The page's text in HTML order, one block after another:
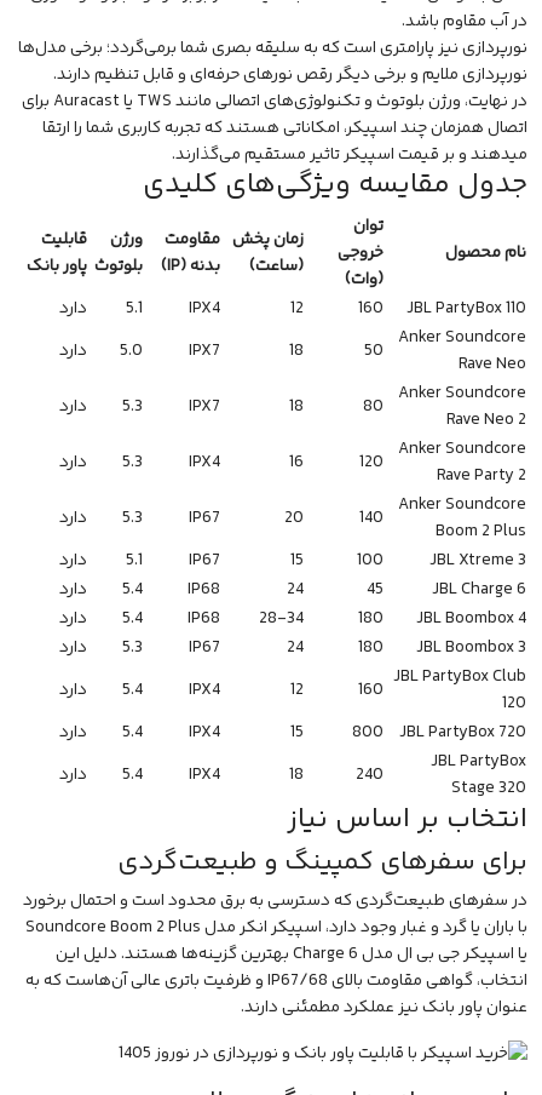
در آب مقاوم باشد.
نورپردازی نیز پارامتری است که به سلیقه بصری شما برمی‌گردد؛ برخی مدل‌ها
نورپردازی ملایم و برخی دیگر رقص نورهای حرفه‌ای و قابل تنظیم دارند.
در نهایت، ورژن بلوتوث و تکنولوژی‌های اتصالی مانند TWS یا Auracast برای
اتصال همزمان چند اسپیکر، امکاناتی هستند که تجربه کاربری شما را ارتقا
میدهند و بر قیمت اسپیکر تاثیر مستقیم می‌گذارند.
جدول مقایسه ویژگی‌های کلیدی
نام محصول
توان
خروجی
(وات)
زمان پخش
(ساعت)
مقاومت
بدنه (IP)
ورژن
بلوتوث
قابلیت
پاور بانک
JBL PartyBox 110
160
12
IPX4
5.1
دارد
Anker Soundcore
Rave Neo
50
18
IPX7
5.0
دارد
Anker Soundcore
Rave Neo 2
80
18
IPX7
5.3
دارد
Anker Soundcore
Rave Party 2
120
16
IPX4
5.3
دارد
Anker Soundcore
Boom 2 Plus
140
20
IP67
5.3
دارد
JBL Xtreme 3
100
15
IP67
5.1
دارد
JBL Charge 6
45
24
IP68
5.4
دارد
JBL Boombox 4
180
28-34
IP68
5.4
دارد
JBL Boombox 3
180
24
IP67
5.3
دارد
JBL PartyBox Club
120
160
12
IPX4
5.4
دارد
JBL PartyBox 720
800
15
IPX4
5.4
دارد
JBL PartyBox
Stage 320
240
18
IPX4
5.4 دارد
انتخاب بر اساس نیاز
برای سفرهای کمپینگ و طبیعت‌گردی
در سفرهای طبیعت‌گردی که دسترسی به برق محدود است و احتمال برخورد
با باران یا گرد و غبار وجود دارد، اسپیکر انکر مدل Soundcore Boom 2 Plus
یا اسپیکر جی بی ال مدل Charge 6 بهترین گزینه‌ها هستند. دلیل این
انتخاب، گواهی مقاومت بالای IP67/68 و ظرفیت باتری عالی آن‌هاست که به
عنوان پاور بانک نیز عملکرد مطمئنی دارند.